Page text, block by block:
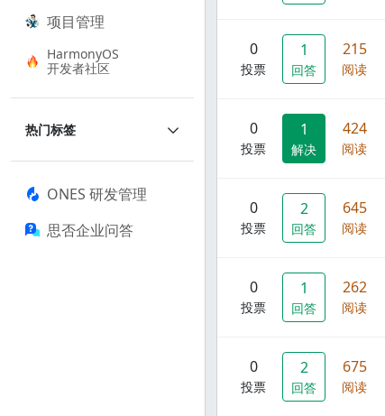
项目管理
HarmonyOS
开发者社区
热门标签
ONES 研发管理
思否企业问答
0
投票
1
回答
215
阅读
0
投票
1
解决
424
阅读
0
投票
2
回答
645
阅读
0
投票
1
回答
262
阅读
0
投票
2
回答
675
阅读